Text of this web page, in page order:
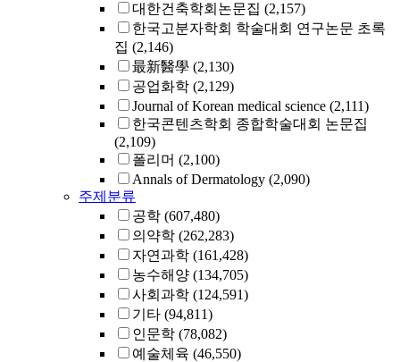
대한건축학회논문집 (2,157)
한국고분자학회 학술대회 연구논문 초록
집 (2,146)
最新醫學 (2,130)
공업화학 (2,129)
Journal of Korean medical science (2,111)
한국콘텐츠학회 종합학술대회 논문집
(2,109)
폴리머 (2,100)
Annals of Dermatology (2,090)
주제분류
공학 (607,480)
의약학 (262,283)
자연과학 (161,428)
농수해양 (134,705)
사회과학 (124,591)
기타 (94,811)
인문학 (78,082)
예술체육 (46,550)